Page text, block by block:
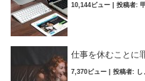
10,144ビュー 投稿者:
仕事を休むことに
7,370ビュー 投稿者: し